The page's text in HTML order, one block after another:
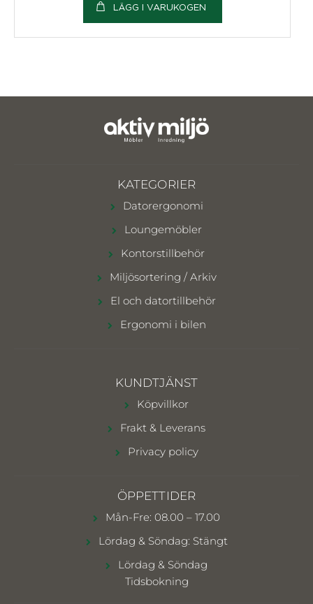
LÄGG I VARUKOGEN
KATEGORIER
Datorergonomi
Loungemöbler
Kontorstillbehör
Miljösortering / Arkiv
El och datortillbehör
Ergonomi i bilen
KUNDTJÄNST
Köpvillkor
Frakt & Leverans
Privacy policy
ÖPPETTIDER
Mån-Fre: 08.00 – 17.00
Lördag & Söndag: Stängt
Lördag & Söndag
Tidsbokning